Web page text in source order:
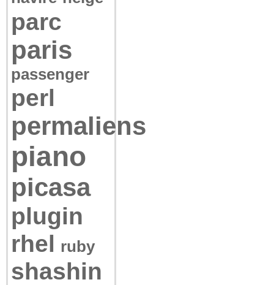
parc
paris
passenger
perl
permaliens
piano
picasa
plugin
rhel ruby
shashin